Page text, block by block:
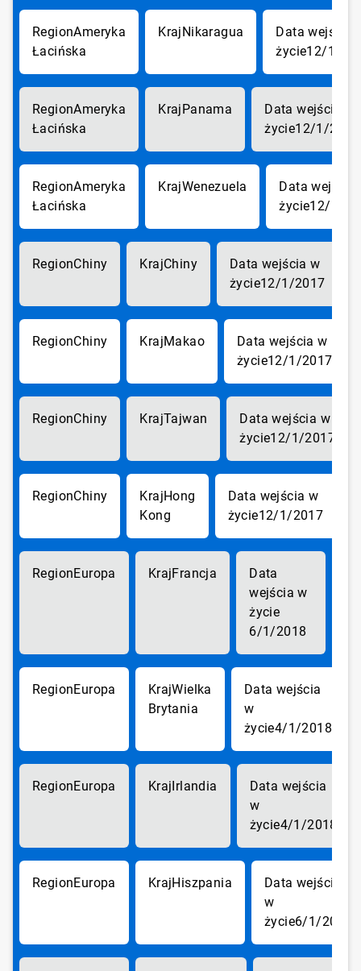
Ameryka
Łacińska
Nikaragua
12/1/
Ameryka
Łacińska
Panama
12/1/2017
Ameryka
Łacińska
Wenezuela
12/1/
Chiny
Chiny
12/1/2017
Chiny
Makao
12/1/2017
Chiny
Tajwan
12/1/2017
Chiny
Hong
Kong
12/1/2017
Europa Francja
6/1/2018
Europa
Wielka
Brytania
4/1/2018
Europa Irlandia
4/1/2018
Europa Hiszpania
6/1/2018